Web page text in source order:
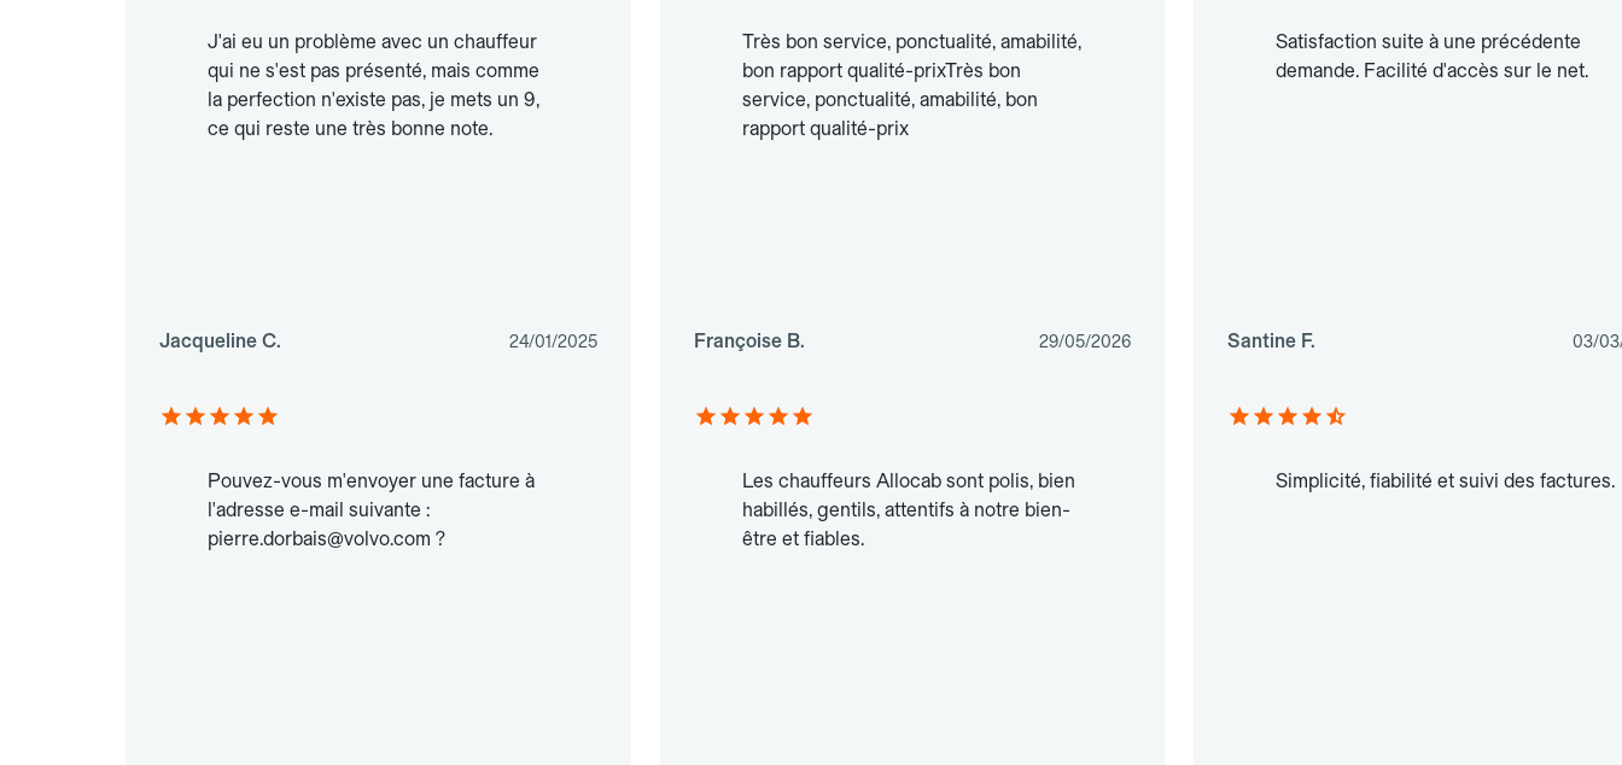
J'ai eu un problème avec un chauffeur
qui ne s'est pas présenté, mais comme
la perfection n'existe pas, je mets un 9,
ce qui reste une très bonne note.
Jacqueline C. 24/01/2025
Très bon service, ponctualité, amabilité,
bon rapport qualité-prixTrès bon
service, ponctualité, amabilité, bon
rapport qualité-prix
Françoise B. 29/05/2026
Satisfaction suite à une précédente
demande. Facilité d'accès sur le net.
Santine F. 03/
Pouvez-vous m'envoyer une facture à
l'adresse e-mail suivante :
pierre.dorbais@volvo.com ?
Les chauffeurs Allocab sont polis, bien
habillés, gentils, attentifs à notre bien-
être et fiables.
Simplicité, fiabilité et suivi des factures.